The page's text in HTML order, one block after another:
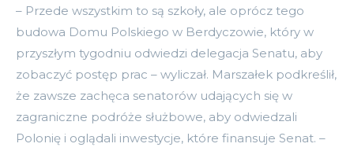
– Przede wszystkim to są szkoły, ale oprócz tego
budowa Domu Polskiego w Berdyczowie, który w
przyszłym tygodniu odwiedzi delegacja Senatu, aby
zobaczyć postęp prac – wyliczał. Marszałek podkreślił,
że zawsze zachęca senatorów udających się w
zagraniczne podróże służbowe, aby odwiedzali
Polonię i oglądali inwestycje, które finansuje Senat. –